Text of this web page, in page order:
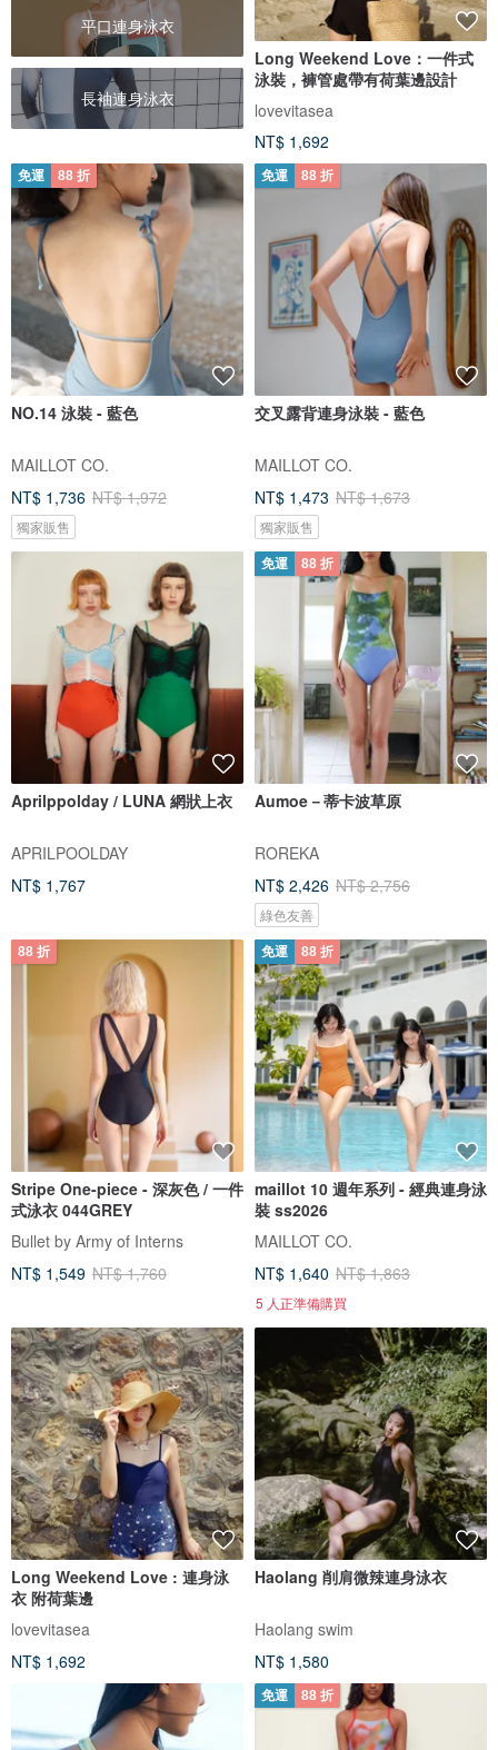
平口連身泳衣
長袖連身泳衣
Long Weekend Love：一件式
泳裝，褲管處帶有荷葉邊設計
lovevitasea
NT$ 1,692
免運 88 折
NO.14 泳裝 - 藍色
MAILLOT CO.
NT$ 1,736 NT$ 1,972
獨家販售
免運 88 折
交叉露背連身泳裝 - 藍色
MAILLOT CO.
NT$ 1,473 NT$ 1,673
獨家販售
Aprilppolday / LUNA 網狀上衣
APRILPOOLDAY
NT$ 1,767
免運 88 折
Aumoe－蒂卡波草原
ROREKA
NT$ 2,426 NT$ 2,756
綠色友善
88 折
Stripe One-piece - 深灰色 / 一件
式泳衣 044GREY
Bullet by Army of Interns
NT$ 1,549 NT$ 1,760
免運 88 折
maillot 10 週年系列 - 經典連身泳
裝 ss2026
MAILLOT CO.
NT$ 1,640 NT$ 1,863
5 人正準備購買
Long Weekend Love : 連身泳
衣 附荷葉邊
lovevitasea
NT$ 1,692
Haolang 削肩微辣連身泳衣
Haolang swim
NT$ 1,580
免運 88 折